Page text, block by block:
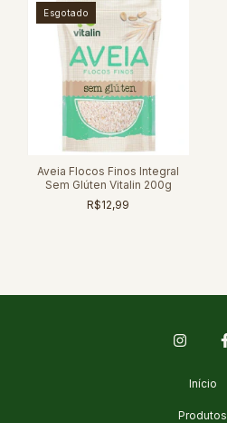
Esgotado
Aveia Flocos Finos Integral
Sem Glúten Vitalin 200g
R$12,99
Início
Produtos